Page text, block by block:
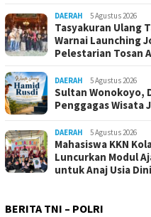
DAERAH 5 Agustus 2026
Tasyakuran Ulang
Warnai Launching
Pelestarian Tosan
DAERAH 5 Agustus 2026
Sultan Wonokoyo,
Penggagas Wisata
DAERAH 5 Agustus 2026
Mahasiswa KKN
Luncurkan Modul
untuk Anaj Usia Dini
BERITA TNI – POLRI